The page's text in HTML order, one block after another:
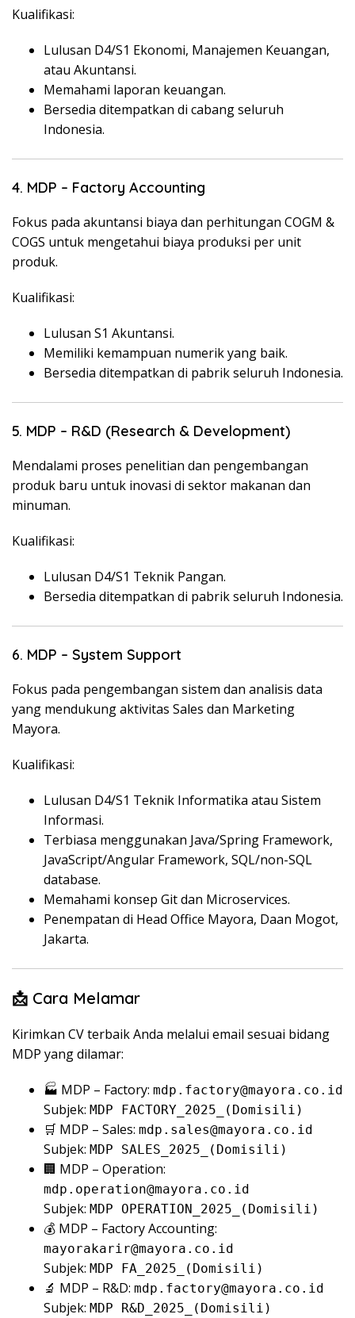
Kualifikasi:
Lulusan D4/S1 Ekonomi, Manajemen Keuangan,
atau Akuntansi.
Memahami laporan keuangan.
Bersedia ditempatkan di cabang seluruh
Indonesia.
4. MDP – Factory Accounting
Fokus pada akuntansi biaya dan perhitungan COGM &
COGS untuk mengetahui biaya produksi per unit
produk.
Kualifikasi:
Lulusan S1 Akuntansi.
Memiliki kemampuan numerik yang baik.
Bersedia ditempatkan di pabrik seluruh Indonesia.
5. MDP – R&D (Research & Development)
Mendalami proses penelitian dan pengembangan
produk baru untuk inovasi di sektor makanan dan
minuman.
Kualifikasi:
Lulusan D4/S1 Teknik Pangan.
Bersedia ditempatkan di pabrik seluruh Indonesia.
6. MDP – System Support
Fokus pada pengembangan sistem dan analisis data
yang mendukung aktivitas Sales dan Marketing
Mayora.
Kualifikasi:
Lulusan D4/S1 Teknik Informatika atau Sistem
Informasi.
Terbiasa menggunakan Java/Spring Framework,
JavaScript/Angular Framework, SQL/non-SQL
database.
Memahami konsep Git dan Microservices.
Penempatan di Head Office Mayora, Daan Mogot,
Jakarta.
📩 Cara Melamar
Kirimkan CV terbaik Anda melalui email sesuai bidang
MDP yang dilamar:
🏭 MDP – Factory: mdp.factory@mayora.co.id
Subjek: MDP FACTORY_2025_(Domisili)
🛒 MDP – Sales: mdp.sales@mayora.co.id
Subjek: MDP SALES_2025_(Domisili)
🏢 MDP – Operation:
mdp.operation@mayora.co.id
Subjek: MDP OPERATION_2025_(Domisili)
💰 MDP – Factory Accounting:
mayorakarir@mayora.co.id
Subjek: MDP FA_2025_(Domisili)
🔬 MDP – R&D: mdp.factory@mayora.co.id
Subjek: MDP R&D_2025_(Domisili)